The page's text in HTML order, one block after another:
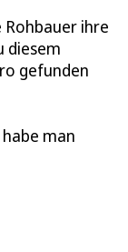
ihre
diesem
gefunden
man